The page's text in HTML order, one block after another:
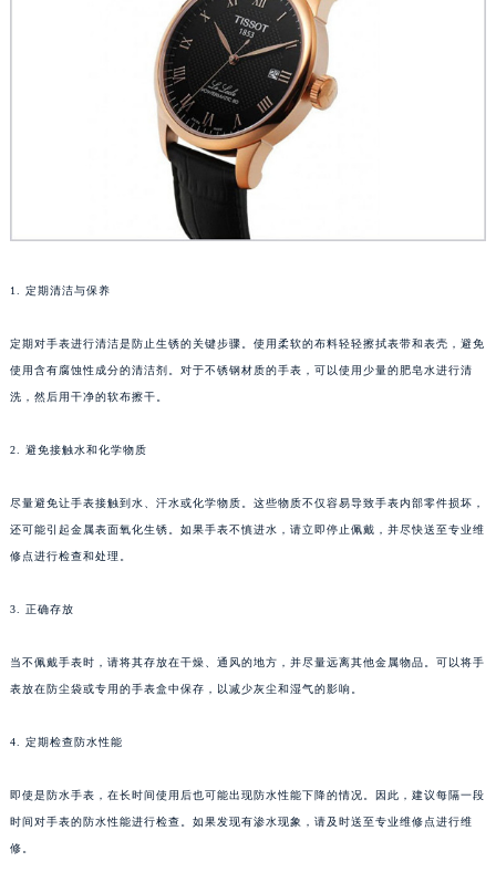
1. 定期清洁与保养
定期对手表进行清洁是防止生锈的关键步骤。使用柔软的布料轻轻擦拭表带和表壳，避免
使用含有腐蚀性成分的清洁剂。对于不锈钢材质的手表，可以使用少量的肥皂水进行清
洗，然后用干净的软布擦干。
2. 避免接触水和化学物质
尽量避免让手表接触到水、汗水或化学物质。这些物质不仅容易导致手表内部零件损坏，
还可能引起金属表面氧化生锈。如果手表不慎进水，请立即停止佩戴，并尽快送至专业维
修点进行检查和处理。
3. 正确存放
当不佩戴手表时，请将其存放在干燥、通风的地方，并尽量远离其他金属物品。可以将手
表放在防尘袋或专用的手表盒中保存，以减少灰尘和湿气的影响。
4. 定期检查防水性能
即使是防水手表，在长时间使用后也可能出现防水性能下降的情况。因此，建议每隔一段
时间对手表的防水性能进行检查。如果发现有渗水现象，请及时送至专业维修点进行维
修。